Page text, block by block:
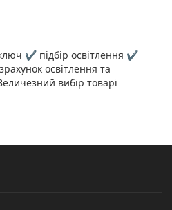
✔️ підбір освітлення ✔️
освітлення та
вибір товарі